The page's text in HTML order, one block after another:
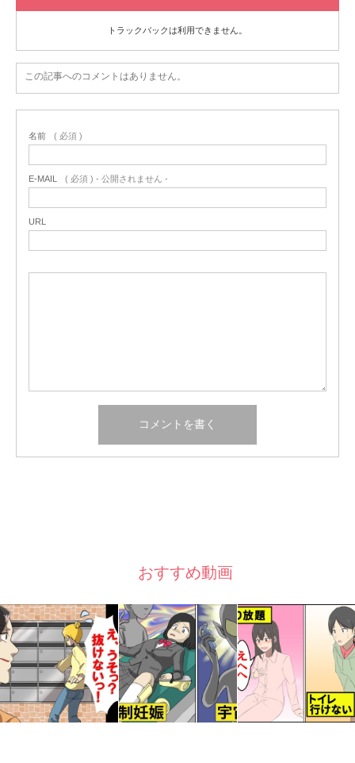
トラックバックは利用できません。
この記事へのコメントはありません。
名前 ( 必須 )
E-MAIL ( 必須 ) - 公開されません -
URL
おすすめ動画